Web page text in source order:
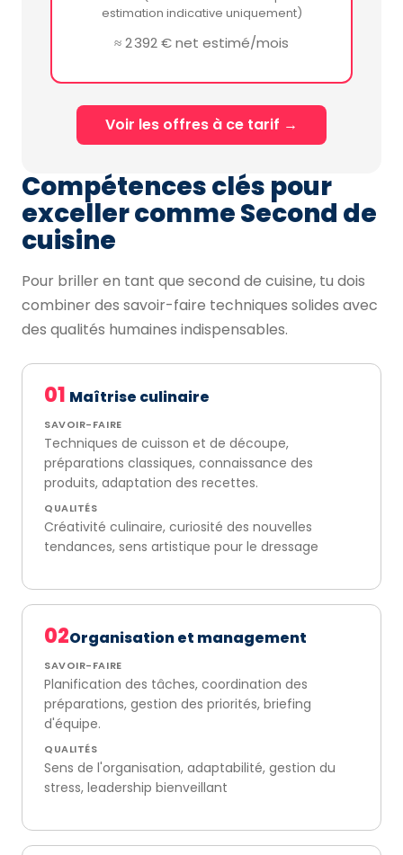
estimation indicative uniquement)
≈ 2 392 € net estimé/mois
Voir les offres à ce tarif →
Compétences clés pour
exceller comme Second de
cuisine
Pour briller en tant que second de cuisine, tu dois
combiner des savoir-faire techniques solides avec
des qualités humaines indispensables.
01 Maîtrise culinaire
SAVOIR-FAIRE
Techniques de cuisson et de découpe,
préparations classiques, connaissance des
produits, adaptation des recettes.
QUALITÉS
Créativité culinaire, curiosité des nouvelles
tendances, sens artistique pour le dressage
02Organisation et management
SAVOIR-FAIRE
Planification des tâches, coordination des
préparations, gestion des priorités, briefing
d'équipe.
QUALITÉS
Sens de l'organisation, adaptabilité, gestion du
stress, leadership bienveillant